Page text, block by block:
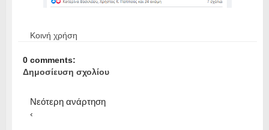
Κοινή χρήση
0 comments:
Δημοσίευση σχολίου
Νεότερη ανάρτηση
‹